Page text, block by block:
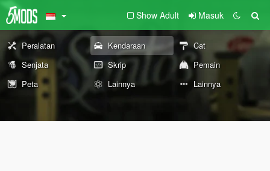
Show Adult Masuk
Peralatan Kendaraan
Cat
Senjata
Skrip
Pemain
Peta
Lainnya Lainnya